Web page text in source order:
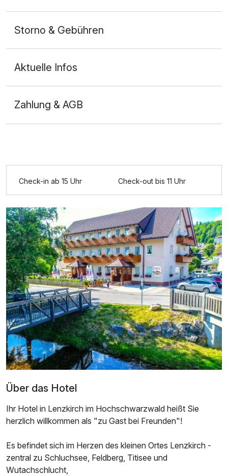
Doppelzimmer Komfort B
2 Erwachsene und 1 Kind
Ausstattung
Storno & Gebühren
Aktuelle Infos
Zahlung & AGB
Check-in ab 15 Uhr Check-out bis 11 Uhr
Über das Hotel
Ihr Hotel in Lenzkirch im Hochschwarzwald heißt Sie
herzlich willkommen als "zu Gast bei Freunden"!
Es befindet sich im Herzen des kleinen Ortes Lenzkirch -
zentral zu Schluchsee, Feldberg, Titisee und
Wutachschlucht,